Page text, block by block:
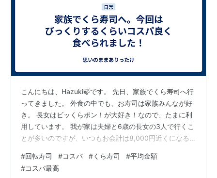
こんにちは、Hazuki🍃です。 先日、家族でくら寿司へ行
ってきました。 外食の中でも、お寿司は家族みんなが好
き。 長女はビッくらポン！が大好き！なので、たまに利
用しています。 我が家は夫婦と6歳の長女の3人で行くこ
とが多いのですが、いつもお会計は8,000円近くになる
り、「大きくなったなぁ」と嬉しく思う反面、お財布に
はなかなかのダメージです（笑）。 ところが今回は違い
#回転寿司 #コスパ #くら寿司 #平均金額
#コスパ最高